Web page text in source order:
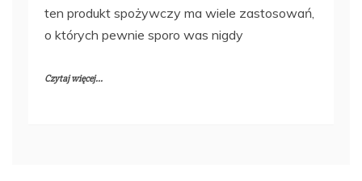
ten produkt spożywczy ma wiele zastosowań,
o których pewnie sporo was nigdy
Czytaj więcej...